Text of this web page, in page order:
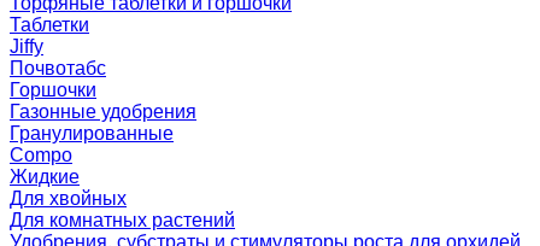
Таблетки
Jiffy
Почвотабс
Горшочки
Газонные удобрения
Гранулированные
Compo
Жидкие
Для хвойных
Для комнатных растений
Удобрения, субстраты и стимуляторы роста для орхидей